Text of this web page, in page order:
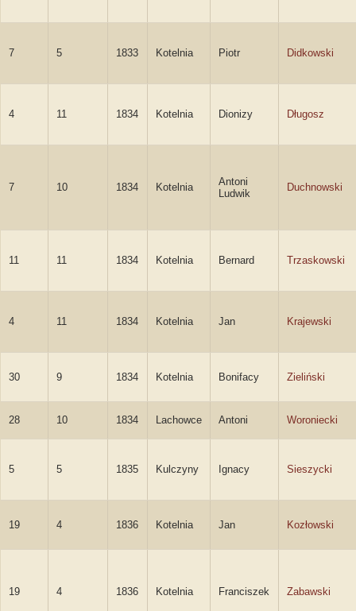
7 5 1833 Kotelnia Piotr Didkowski
4 11 1834 Kotelnia Dionizy Długosz
7 10 1834 Kotelnia
Antoni
Ludwik
Duchnowski
11 11 1834 Kotelnia Bernard Trzaskowski
4 11 1834 Kotelnia Jan Krajewski
30 9 1834 Kotelnia Bonifacy Zieliński
28 10 1834 Lachowce Antoni Woroniecki
5 5 1835 Kulczyny Ignacy Sieszycki
19 4 1836 Kotelnia Jan Kozłowski
19 4 1836 Kotelnia Franciszek Zabawski